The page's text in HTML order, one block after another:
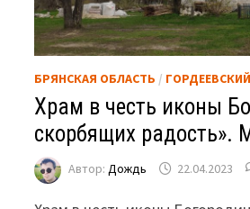
БРЯНСКАЯ ОБЛАСТЬ /
Храм в честь иконы
скорбящих радость».
Автор:Дождь 22.04.2023